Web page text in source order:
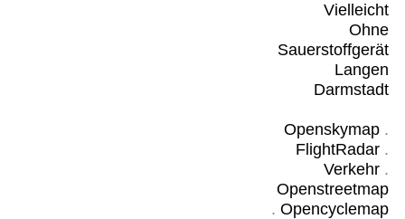
Vielleicht
Ohne
Sauerstoffgerät
Langen
Darmstadt
Openskymap.
FlightRadar.
Verkehr.
Openstreetmap
. Opencyclemap